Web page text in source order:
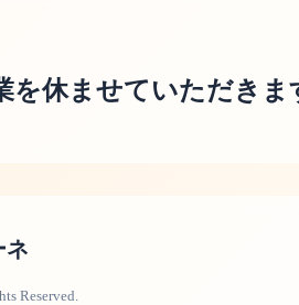
を休ませていただきま
Reserved.